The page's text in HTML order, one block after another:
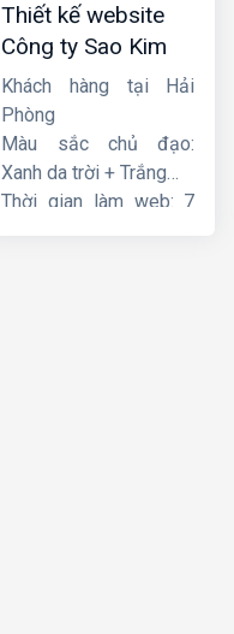
Thiết kế website
Công ty Sao Kim
Khách hàng tại Hải
Phòng
Màu sắc chủ đạo:
Xanh da trời + Trắng
Thời gian làm web: 7